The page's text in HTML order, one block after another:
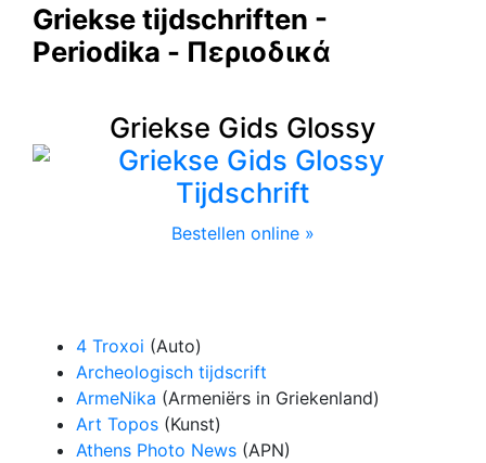
Griekse tijdschriften -
Periodika - Περιοδικά
Griekse Gids Glossy
Bestellen online »
4 Troxoi (Auto)
Archeologisch tijdscrift
ArmeNika (Armeniërs in Griekenland)
Art Topos (Kunst)
Athens Photo News (APN)